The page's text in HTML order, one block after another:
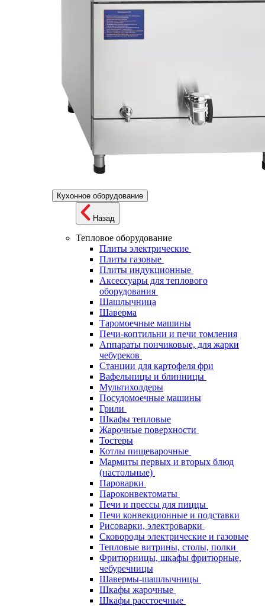
Кухонное оборудование
Назад
Тепловое оборудование
Плиты электрические
Плиты газовые
Плиты индукционные
Аксессуары для теплового
оборудования
Шашлычница
Шаверма
Таромоечные машины
Печи-коптильни и печи томления
Аппараты пончиковые, для жарки
чебуреков
Станции для картофеля фри
Вафельницы и блинницы
Мультихолдеры
Посудомоечные машины
Грили
Шкафы тепловые
Жарочные поверхности
Тостеры
Котлы пищеварочные
Мармиты первых и вторых блюд
(настольные)
Пароварки
Пароконвектоматы
Печи и прессы для пиццы
Печи конвекционные и подставки
Рисоварки, электроварки
Сковороды электрические и газовые
Тепловые витрины, столы, полки
Фритюрницы, шкафы фритюрные,
чебуречницы
Шавермы-шашлычницы
Шкафы жарочные
Шкафы расстоечные